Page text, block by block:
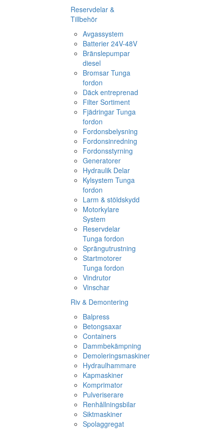
Reservdelar &
Tillbehör
Avgassystem
Batterier 24V-48V
Bränslepumpar
diesel
Bromsar Tunga
fordon
Däck entreprenad
Filter Sortiment
Fjädringar Tunga
fordon
Fordonsbelysning
Fordonsinredning
Fordonsstyrning
Generatorer
Hydraulik Delar
Kylsystem Tunga
fordon
Larm & stöldskydd
Motorkylare
System
Reservdelar
Tunga fordon
Sprängutrustning
Startmotorer
Tunga fordon
Vindrutor
Vinschar
Riv & Demontering
Balpress
Betongsaxar
Containers
Dammbekämpning
Demoleringsmaskiner
Hydraulhammare
Kapmaskiner
Komprimator
Pulveriserare
Renhållningsbilar
Siktmaskiner
Spolaggregat